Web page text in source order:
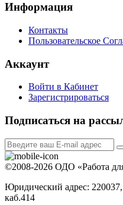
Информация
Контакты
Пользовательское
Аккаунт
Войти в Кабинет
Зарегистрироваться
Подписаться на
©2008-2026 ОДО «Работа
Юридический адрес:
каб.414